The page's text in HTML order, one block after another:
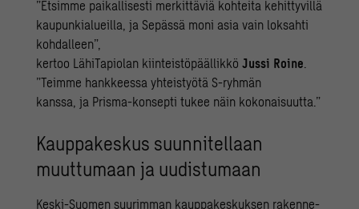
”Etsimme paikallisesti merkittäviä kohteita kehittyvillä
kaupunkialueilla, ja Sepässä moni asia vain loksahti
kohdalleen”,
kertoo LähiTapiolan kiinteistöpäällikköJussi Roine
”Teimme hankkeessa yhteistyötä S-ryhmän
kanssa, ja Prisma-konsepti tukee näin kokonaisuutta.”
Kauppakeskus suunnitellaan
muuttumaan ja uudistumaan
Keski-Suomen suurimman kauppakeskuksen rakenne-